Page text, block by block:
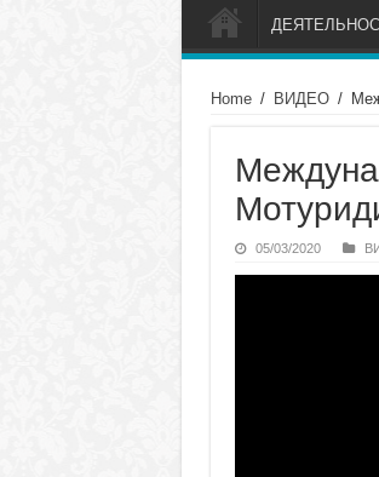
Home / ВИДЕО /
05/03/2020